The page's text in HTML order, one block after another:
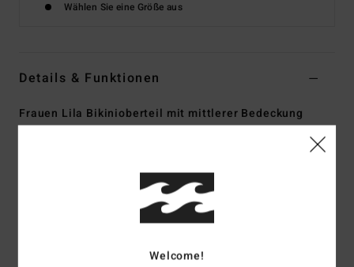
Wählen Sie eine Größe aus
Details & Funktionen
Frauen Lila Bikinioberteil mit mittlerer Bedeckung
Recyceltes, texturiertes Kreppgewebe aus 96 %
Welcome!